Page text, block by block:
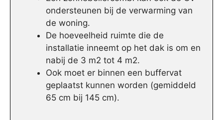
ondersteunen bij de verwarming van
de woning.
De hoeveelheid ruimte die de
installatie inneemt op het dak is om en
nabij de 3 m2 tot 4 m2.
Ook moet er binnen een buffervat
geplaatst kunnen worden (gemiddeld
65 cm bij 145 cm).